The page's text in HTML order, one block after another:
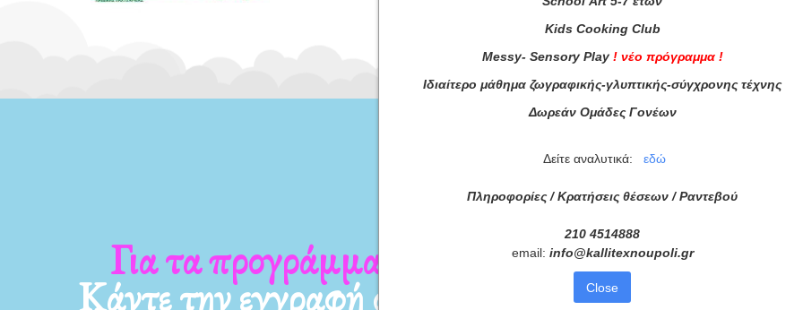
μαςΓια τα προγράμματά μας
Κάντε την εγγραφή σας τώρα!
Kids Cooking Club
Messy- Sensory Play ! νέο πρόγραμμα !
Ιδιαίτερο μάθημα ζωγραφικής-γλυπτικής-σύγχρονης τέχνης
Δωρεάν Ομάδες Γονέων
Δείτε αναλυτικά: εδώ
Πληροφορίες / Κρατήσεις θέσεων / Ραντεβού
210 4514888
email: info@kallitexnoupoli.gr
Close